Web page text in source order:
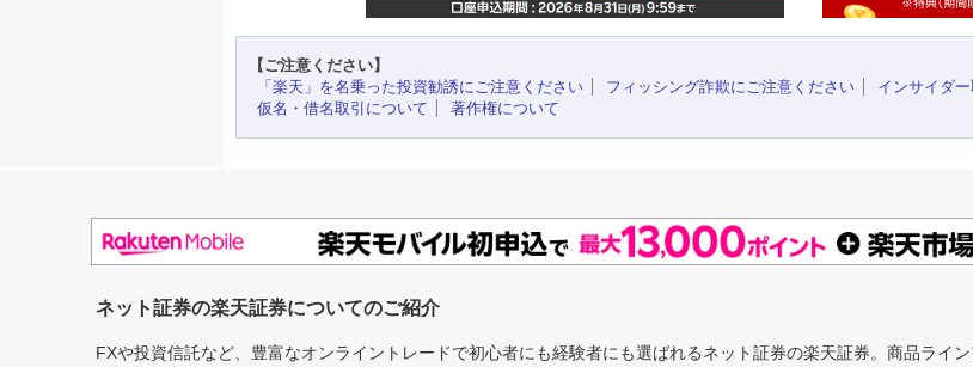
【ご注意ください】
「楽天」を名乗った投資勧誘にご注意ください
フィッシング詐欺にご注意ください インサイダ
仮名・借名取引について
著作権について
ネット証券の楽天証券についてのご紹介
FXや投資信託など、豊富なオンライントレードで初心者にも経験者にも選ばれるネット証券の楽天証券。商品ライ